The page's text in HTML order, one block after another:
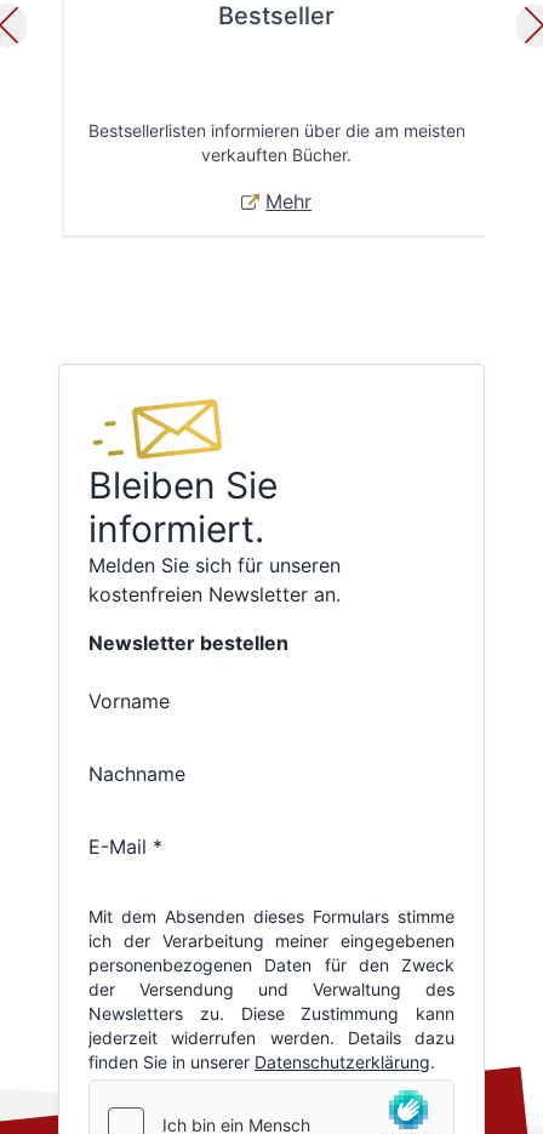
Bestseller
Bestsellerlisten informieren über die am meisten
verkauften Bücher.
Mehr
Bleiben Sie
informiert.
Melden Sie sich für unseren
kostenfreien Newsletter an.